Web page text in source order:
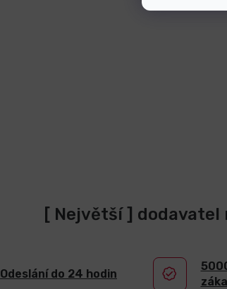
[ Největší ]
Odeslání do 24 hodin